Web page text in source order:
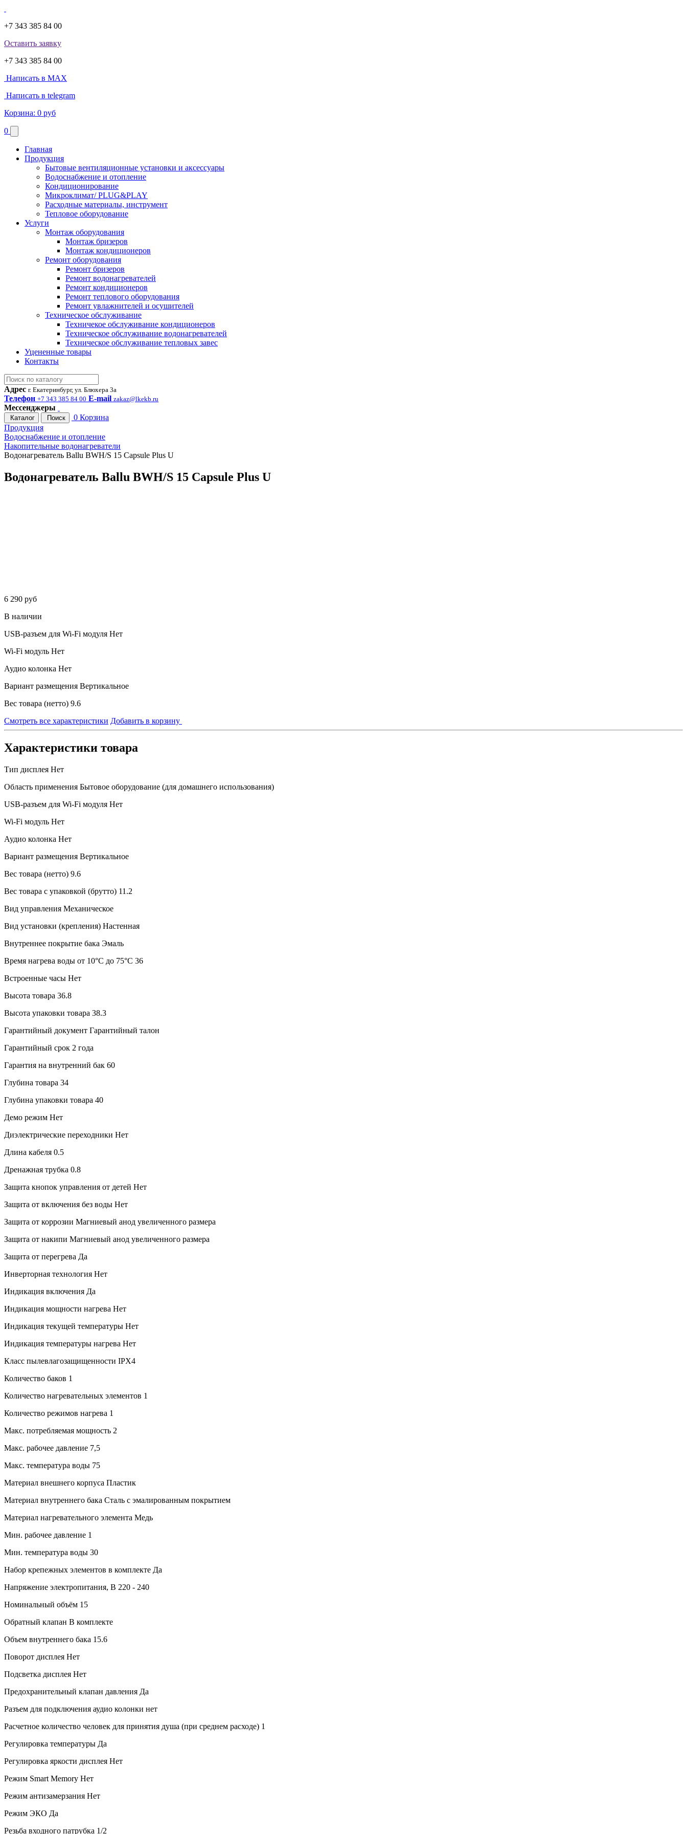
+7 343 385 84 00
Оставить заявку
+7 343 385 84 00
Написать в MAX
Написать в telegram
Корзина: 0 руб
0
Главная
Продукция
Бытовые вентиляционные установки и аксессуары
Водоснабжение и отопление
Кондиционирование
Микроклимат/ PLUG&PLAY
Расходные материалы, инструмент
Тепловое оборудование
Услуги
Монтаж оборудования
Монтаж бризеров
Монтаж кондиционеров
Ремонт оборудования
Ремонт бризеров
Ремонт водонагревателей
Ремонт кондиционеров
Ремонт теплового оборудования
Ремонт увлажнителей и осушителей
Техническое обслуживание
Техничекое обслуживание кондиционеров
Техническое обслуживание водонагревателей
Техническое обслуживание тепловых завес
Уцененные товары
Контакты
Адрес г. Екатеринбург, ул. Блюхера 3а
Телефон +7 343 385 84 00 E-mail zakaz@lkekb.ru
Мессенджеры
Каталог Поиск 0 Корзина
Продукция
Водоснабжение и отопление
Накопительные водонагреватели
Водонагреватель Ballu BWH/S 15 Capsule Plus U
Водонагреватель Ballu BWH/S 15 Capsule Plus U
6 290 руб
В наличии
USB-разъем для Wi-Fi модуля Нет
Wi-Fi модуль Нет
Аудио колонка Нет
Вариант размещения Вертикальное
Вес товара (нетто) 9.6
Смотреть все характеристики Добавить в корзину
Характеристики товара
Тип дисплея Нет
Область применения Бытовое оборудование (для домашнего использования)
USB-разъем для Wi-Fi модуля Нет
Wi-Fi модуль Нет
Аудио колонка Нет
Вариант размещения Вертикальное
Вес товара (нетто) 9.6
Вес товара с упаковкой (брутто) 11.2
Вид управления Механическое
Вид установки (крепления) Настенная
Внутреннее покрытие бака Эмаль
Время нагрева воды от 10°С до 75°С 36
Встроенные часы Нет
Высота товара 36.8
Высота упаковки товара 38.3
Гарантийный документ Гарантийный талон
Гарантийный срок 2 года
Гарантия на внутренний бак 60
Глубина товара 34
Глубина упаковки товара 40
Демо режим Нет
Диэлектрические переходники Нет
Длина кабеля 0.5
Дренажная трубка 0.8
Защита кнопок управления от детей Нет
Защита от включения без воды Нет
Защита от коррозии Магниевый анод увеличенного размера
Защита от накипи Магниевый анод увеличенного размера
Защита от перегрева Да
Инверторная технология Нет
Индикация включения Да
Индикация мощности нагрева Нет
Индикация текущей температуры Нет
Индикация температуры нагрева Нет
Класс пылевлагозащищенности IPX4
Количество баков 1
Количество нагревательных элементов 1
Количество режимов нагрева 1
Макс. потребляемая мощность 2
Макс. рабочее давление 7,5
Макс. температура воды 75
Материал внешнего корпуса Пластик
Материал внутреннего бака Сталь с эмалированным покрытием
Материал нагревательного элемента Медь
Мин. рабочее давление 1
Мин. температура воды 30
Набор крепежных элементов в комплекте Да
Напряжение электропитания, В 220 - 240
Номинальный объём 15
Обратный клапан В комплекте
Объем внутреннего бака 15.6
Поворот дисплея Нет
Подсветка дисплея Нет
Предохранительный клапан давления Да
Разъем для подключения аудио колонки нет
Расчетное количество человек для принятия душа (при среднем расходе) 1
Регулировка температуры Да
Регулировка яркости дисплея Нет
Режим Smart Memory Нет
Режим антизамерзания Нет
Режим ЭКО Да
Резьба входного патрубка 1/2